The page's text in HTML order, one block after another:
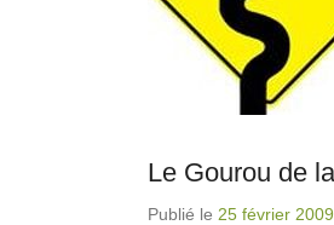
Le Gourou de
Publié le 25 février 2009